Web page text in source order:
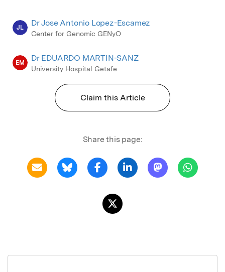
JL Dr Jose Antonio Lopez-Escamez
Center for Genomic GENyO
EM Dr EDUARDO MARTIN-SANZ
University Hospital Getafe
Claim this Article
Share this page: